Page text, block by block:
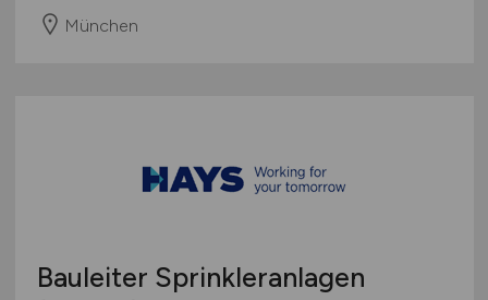
München
Bauleiter Sprinkleranlagen